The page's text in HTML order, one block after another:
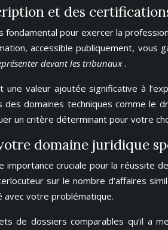
et des
fondamental pour exercer la
accessible publiquement,
devant les tribunaux.
valeur ajoutée significative à
domaines techniques comme le
un critère déterminant pour votre
domaine juridique
importance cruciale pour la
sur le nombre d’affaires
avec votre problématique.
de dossiers comparables qu’il